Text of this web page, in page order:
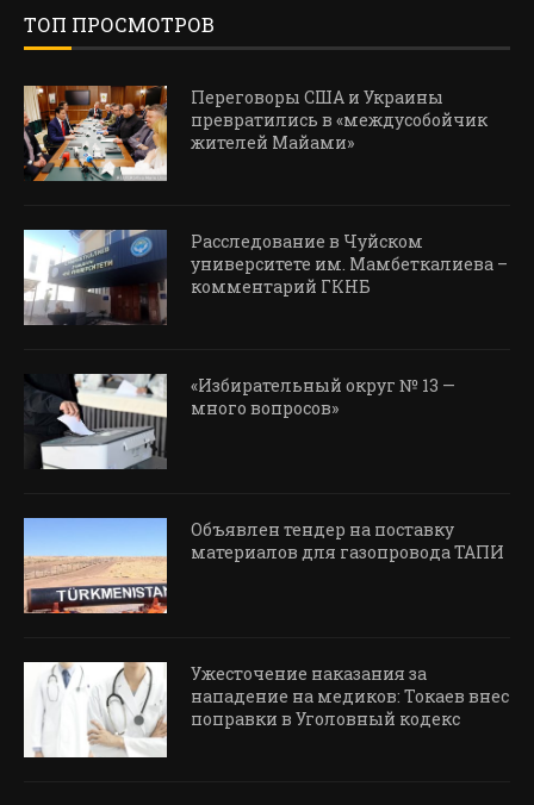
ТОП ПРОСМОТРОВ
Переговоры США и Украины
превратились в «междусобойчик
жителей Майами»
Расследование в Чуйском
университете им. Мамбеткалиева –
комментарий ГКНБ
«Избирательный округ № 13 —
много вопросов»
Объявлен тендер на поставку
материалов для газопровода ТАПИ
Ужесточение наказания за
нападение на медиков: Токаев внес
поправки в Уголовный кодекс